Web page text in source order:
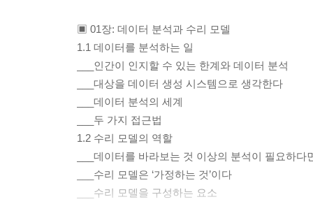
▣ 01장: 데이터 분석과 수리 모델
1.1 데이터를 분석하는 일
___인간이 인지할 수 있는 한계와 데이터 분석
___대상을 데이터 생성 시스템으로 생각한다
___데이터 분석의 세계
___두 가지 접근법
1.2 수리 모델의 역할
___데이터를 바라보는 것 이상의 분석이 필요하
___수리 모델은 ‘가정하는 것’이다
___수리 모델을 구성하는 요소